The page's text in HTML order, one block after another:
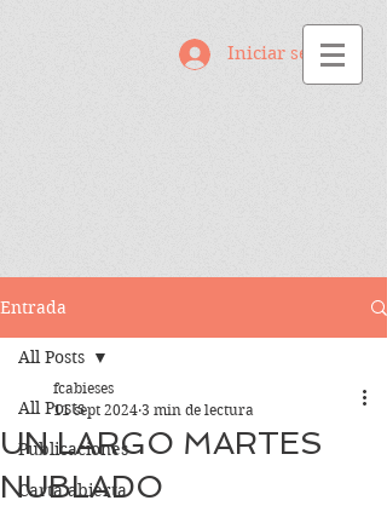
Iniciar sesión
Entrada
All Posts
Publicaciones
Carta abierta
All Posts
UN LARGO MARTES
NUBLADO
fcabieses
11 sept 2024 3 min de lectura